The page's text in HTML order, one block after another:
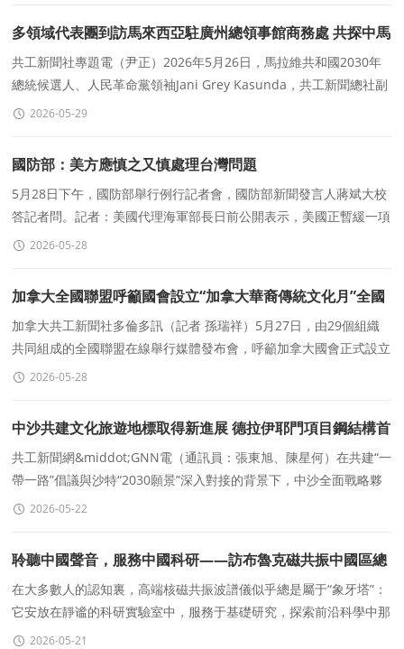
多領域代表團到訪馬來西亞駐廣州總領事館商務處 共探中馬
合作新機遇
共工新聞社專題電（尹正）2026年5月26日，馬拉維共和國2030年
總統候選人、人民革命黨領袖Jani Grey Kasunda，共工新聞總社副
社長、亞洲商業研究院秘書長黃偉健，共工新聞社
2026-05-29
國防部：美方應慎之又慎處理台灣問題
5月28日下午，國防部舉行例行記者會，國防部新聞發言人蔣斌大校
答記者問。記者：美國代理海軍部長日前公開表示，美國正暫緩一項
價值140億美元的對台軍售案，引發島内輿論關注。美國會
2026-05-28
加拿大全國聯盟呼籲國會設立“加拿大華裔傳統文化月”全國
媒體發布會線上舉行
加拿大共工新聞社多倫多訊（記者 孫瑞祥）5月27日，由29個組織
共同組成的全國聯盟在線舉行媒體發布會，呼籲加拿大國會正式設立
加拿大華裔傳統文化月聯盟表示
2026-05-28
中沙共建文化旅遊地標取得新進展 德拉伊耶門項目鋼結構首
吊成功
共工新聞網&middot;GNN電（通訊員：張東旭、陳星何）在共建“一
帶一路”倡議與沙特“2030願景”深入對接的背景下，中沙全面戰略夥
伴關系持續煥發新活力。近年
2026-05-22
聆聽中國聲音，服務中國科研——訪布魯克磁共振中國區總
經理陳欣
在大多數人的認知裏，高端核磁共振波譜儀似乎總是屬于“象牙塔”：
它安放在靜谧的科研實驗室中，服務于基礎研究，探索前沿科學中那
些精微而深奧的規律。但如果仍停留在這
2026-05-21